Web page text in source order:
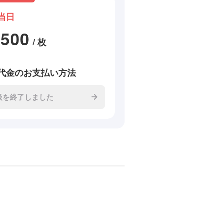
日
/ 枚
金のお支払い方法
を終了しました